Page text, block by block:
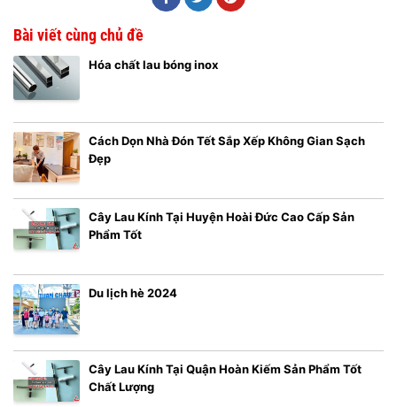
Bài viết cùng chủ đề
Hóa chất lau bóng inox
Cách Dọn Nhà Đón Tết Sắp Xếp Không Gian Sạch
Đẹp
Cây Lau Kính Tại Huyện Hoài Đức Cao Cấp Sản
Phẩm Tốt
Du lịch hè 2024
Cây Lau Kính Tại Quận Hoàn Kiếm Sản Phẩm Tốt
Chất Lượng